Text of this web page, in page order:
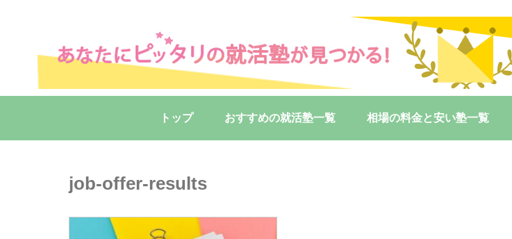
トップ おすすめの就活塾一覧 相場の料金と安い塾一覧
job-offer-results